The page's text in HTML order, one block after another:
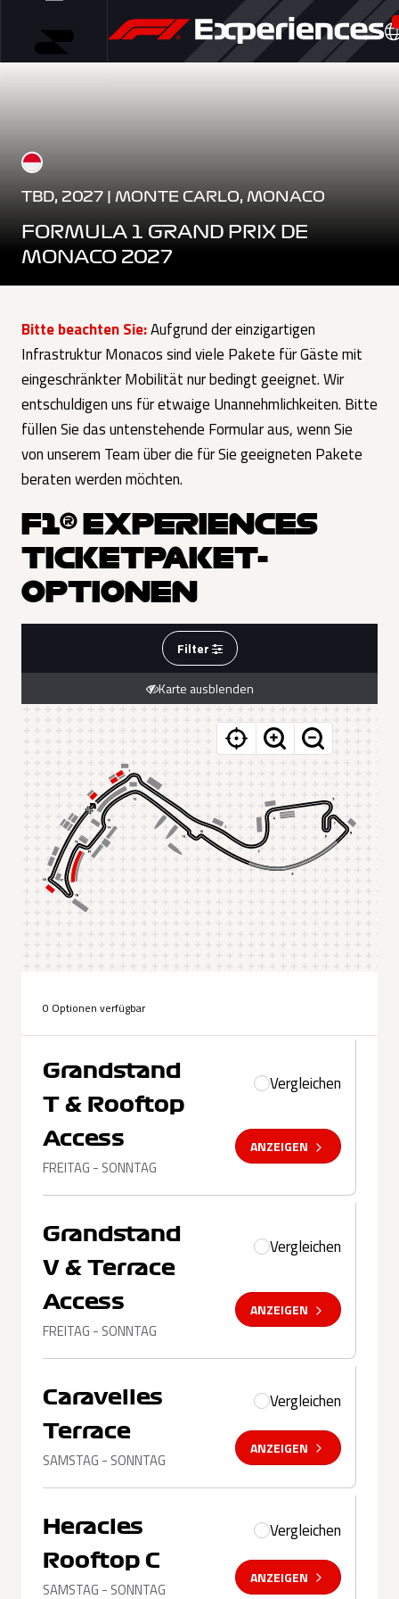
TBD, 2027 | MONTE CARLO, MONACO
FORMULA 1 GRAND PRIX DE
MONACO 2027
Bitte beachten Sie:Aufgrund der einzigartigen
Infrastruktur Monacos sind viele Pakete für Gäste mit
eingeschränkter Mobilität nur bedingt geeignet. Wir
entschuldigen uns für etwaige Unannehmlichkeiten. Bitte
füllen Sie das untenstehende Formular aus, wenn Sie
von unserem Team über die für Sie geeigneten Pakete
beraten werden möchten.
F1® EXPERIENCES
TICKETPAKET-
OPTIONEN
Filter
Karte ausblenden
0 Optionen verfügbar
Grandstand
T & Rooftop
Access
FREITAG - SONNTAG
Vergleichen
ANZEIGEN
Grandstand
V & Terrace
Access
FREITAG - SONNTAG
Vergleichen
ANZEIGEN
Caravelles
Terrace
SAMSTAG - SONNTAG
Vergleichen
ANZEIGEN
Heracles
Rooftop C
SAMSTAG - SONNTAG
Vergleichen
ANZEIGEN